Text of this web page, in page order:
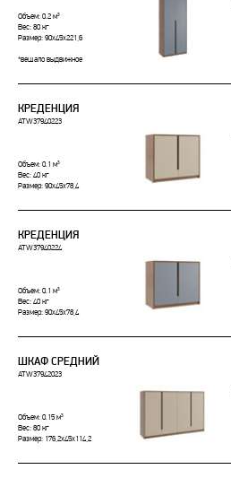
Объем: 0.2 м³
Вес: 80 кг
Размер: 90x45x221,6
*вешало выдвижное
КРЕДЕНЦИЯ
ATW37940223
Объем: 0.1 м³
Вес: 40 кг
Размер: 90x45x78,4
КРЕДЕНЦИЯ
ATW37940224
Объем: 0.1 м³
Вес: 40 кг
Размер: 90x45x78,4
ШКАФ СРЕДНИЙ
ATW37942023
Объем: 0.15 м³
Вес: 80 кг
Размер: 176,2x45x114,2